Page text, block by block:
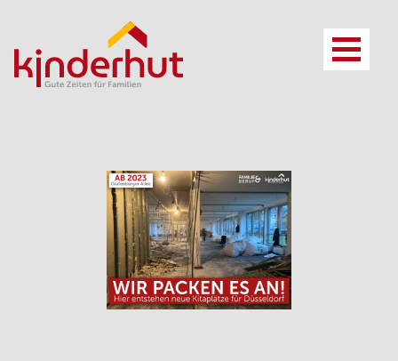
Ansprechpartner*innen
FAQ